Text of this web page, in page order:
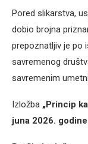
Pored slikarstva,
dobio brojna
prepoznatljiv je po
savremenog
savremenim
Izložba „Princip
juna 2026. godine.